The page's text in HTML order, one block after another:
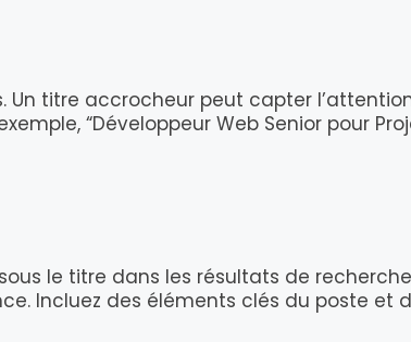
titre accrocheur peut capter
“Développeur Web Senior pour
le titre dans les résultats de
Incluez des éléments clés du poste et